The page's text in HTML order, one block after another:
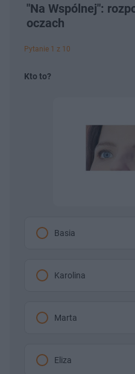
"Na Wspólnej":
oczach
Pytanie 1 z 10
Kto to?
Basia
Karolina
Marta
Eliza